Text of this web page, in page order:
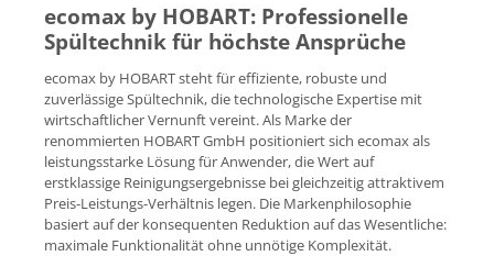
ecomax by HOBART: Professionelle
Spültechnik für höchste Ansprüche
ecomax by HOBART steht für effiziente, robuste und
zuverlässige Spültechnik, die technologische Expertise mit
wirtschaftlicher Vernunft vereint. Als Marke der
renommierten HOBART GmbH positioniert sich ecomax als
leistungsstarke Lösung für Anwender, die Wert auf
erstklassige Reinigungsergebnisse bei gleichzeitig attraktivem
Preis-Leistungs-Verhältnis legen. Die Markenphilosophie
basiert auf der konsequenten Reduktion auf das Wesentliche:
maximale Funktionalität ohne unnötige Komplexität.